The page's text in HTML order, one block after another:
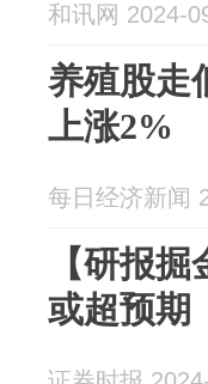
和讯网 2024-
养殖股走
上涨2%
每日经济新闻
【研报
或超预期